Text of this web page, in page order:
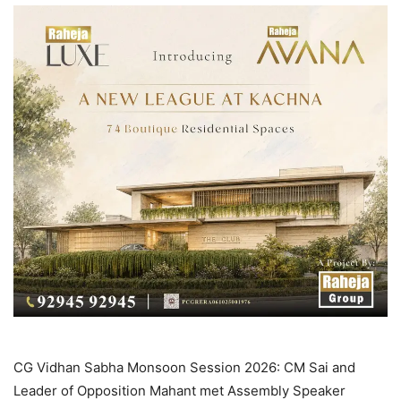
CG Vidhan Sabha Monsoon Session 2026: CM Sai and
Leader of Opposition Mahant met Assembly Speaker